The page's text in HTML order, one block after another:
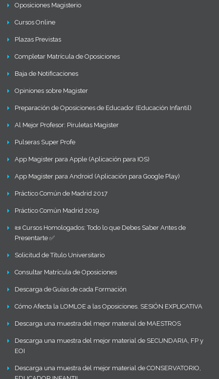
Oposiciones Magisterio
Cursos Online
Plazas Previstas
Completar Matrícula de Oposiciones
Baja de Notificaciones
Opiniones sobre Magister
Preparación de Oposiciones de Educador (Educación Infantil)
Al Mejor Profesor: Piruletas Magister
Pulseras Super Profe
App Magister para Apple (Aplicación para IOS)
App Magister para Android (Aplicación para Google Play)
Práctico Común de Madrid 2017
Práctico Común Madrid 2019
📜 Cursos Homologados: Todo lo que Debes Saber Antes de
Presentarte ✅
Solicitud de Título Universitario
Consultar Matrícula de Oposiciones
Descarga de Guías de cada Formación
Cómo Afecta la LOMLOE a las Oposiciones. SESIÓN EXPLICATIVA
Descarga una muestra del mejor material de MAESTROS
Descarga una muestra del mejor material de SECUNDARIA, FP y
EOI
Descarga una muestra del mejor material de CONSERVATORIO,